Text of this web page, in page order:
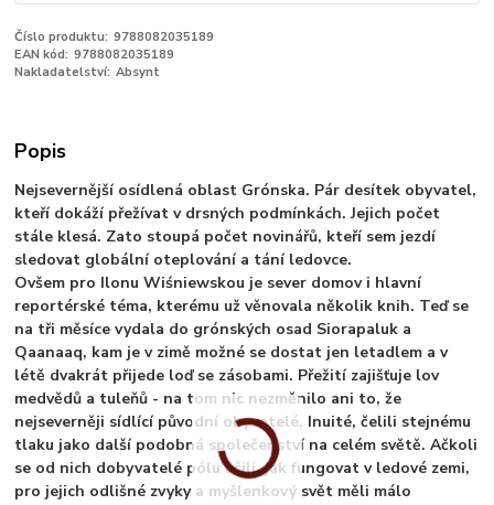
Číslo produktu: 9788082035189
EAN kód: 9788082035189
Nakladatelství: Absynt
Popis
Nejsevernější osídlená oblast Grónska. Pár desítek obyvatel,
kteří dokáží přežívat v drsných podmínkách. Jejich počet
stále klesá. Zato stoupá počet novinářů, kteří sem jezdí
sledovat globální oteplování a tání ledovce.
Ovšem pro Ilonu Wiśniewskou je sever domov i hlavní
reportérské téma, kterému už věnovala několik knih. Teď se
na tři měsíce vydala do grónských osad Siorapaluk a
Qaanaaq, kam je v zimě možné se dostat jen letadlem a v
létě dvakrát přijede loď se zásobami. Přežití zajišťuje lov
medvědů a tuleňů - na tom nic nezměnilo ani to, že
nejseverněji sídlící původní obyvatelé, Inuité, čelili stejnému
tlaku jako další podobná společenství na celém světě. Ačkoli
se od nich dobyvatelé pólu učili, jak fungovat v ledové zemi,
pro jejich odlišné zvyky a myšlenkový svět měli málo